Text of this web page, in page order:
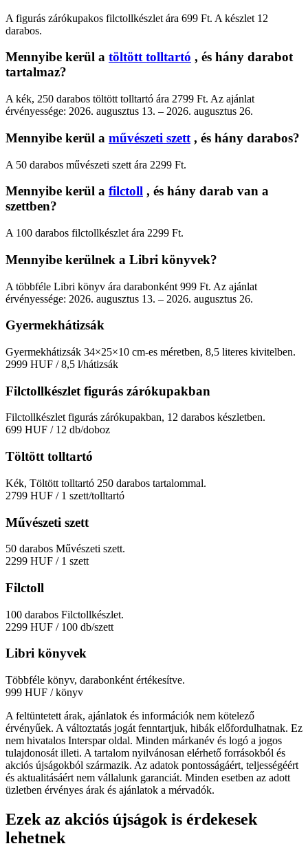
A figurás zárókupakos filctollkészlet ára 699 Ft. A készlet 12
darabos.
Mennyibe kerül a töltött tolltartó , és hány darabot
tartalmaz?
A kék, 250 darabos töltött tolltartó ára 2799 Ft. Az ajánlat
érvényessége: 2026. augusztus 13. – 2026. augusztus 26.
Mennyibe kerül a művészeti szett , és hány darabos?
A 50 darabos művészeti szett ára 2299 Ft.
Mennyibe kerül a filctoll , és hány darab van a
szettben?
A 100 darabos filctollkészlet ára 2299 Ft.
Mennyibe kerülnek a Libri könyvek?
A többféle Libri könyv ára darabonként 999 Ft. Az ajánlat
érvényessége: 2026. augusztus 13. – 2026. augusztus 26.
Gyermekhátizsák
Gyermekhátizsák 34×25×10 cm-es méretben, 8,5 literes kivitelben.
2999 HUF / 8,5 l/hátizsák
Filctollkészlet figurás zárókupakban
Filctollkészlet figurás zárókupakban, 12 darabos készletben.
699 HUF / 12 db/doboz
Töltött tolltartó
Kék, Töltött tolltartó 250 darabos tartalommal.
2799 HUF / 1 szett/tolltartó
Művészeti szett
50 darabos Művészeti szett.
2299 HUF / 1 szett
Filctoll
100 darabos Filctollkészlet.
2299 HUF / 100 db/szett
Libri könyvek
Többféle könyv, darabonként értékesítve.
999 HUF / könyv
A feltüntetett árak, ajánlatok és információk nem kötelező
érvényűek. A változtatás jogát fenntartjuk, hibák előfordulhatnak. Ez
nem hivatalos Interspar oldal. Minden márkanév és logó a jogos
tulajdonosát illeti. A tartalom nyilvánosan elérhető forrásokból és
akciós újságokból származik. Az adatok pontosságáért, teljességéért
és aktualitásáért nem vállalunk garanciát. Minden esetben az adott
üzletben érvényes árak és ajánlatok a mérvadók.
Ezek az akciós újságok is érdekesek
lehetnek